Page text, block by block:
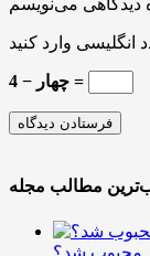
چهار − 4 =
محبوب شد؟